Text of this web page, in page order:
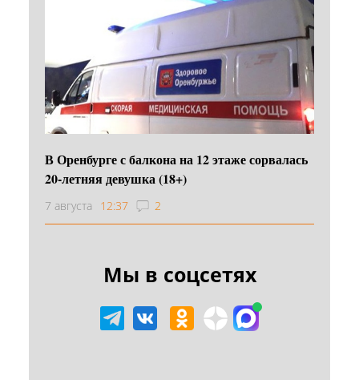
В Оренбурге с балкона на 12 этаже сорвалась
20-летняя девушка (18+)
7 августа 12:37 2
Мы в соцсетях